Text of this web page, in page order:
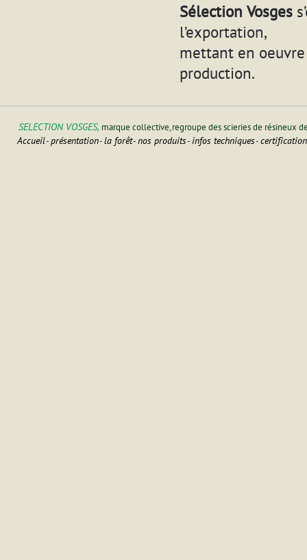
Sélection Vosges
l’exportation,
mettant en
production.
SELECTION VOSGES, marque collective, regroupe des scieries de résineux
Accueil-présentation-la forêt-nos produits-infos techniques-